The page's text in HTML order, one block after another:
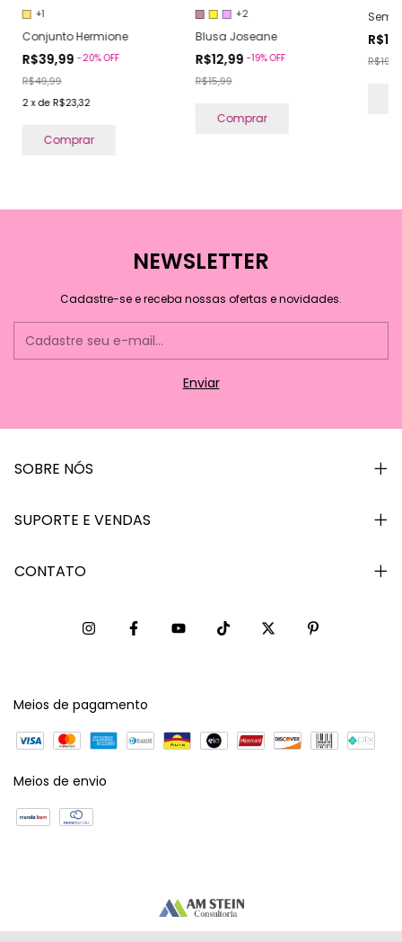
+1
Conjunto Hermione
R$39,99-20%OFF
R$49,99
2 xde R$23,32
Comprar
+2
Blusa Joseane
R$12,99-19%OFF
R$15,99
Comprar
NEWSLETTER
Cadastre-se e receba nossas ofertas e novidades.
SOBRE NÓS
SUPORTE E VENDAS
CONTATO
Meios de pagamento
Meios de envio